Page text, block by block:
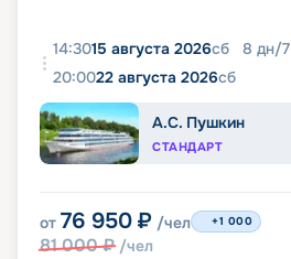
14:3015 августа 2026сб 8 дн/7
20:0022 августа 2026сб
А.С. Пушкин
СТАНДАРТ
от 76 950 ₽ /чел
81 000₽ /чел
+1 000